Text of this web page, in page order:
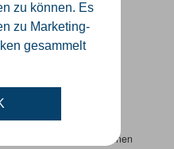
zu können. Es
zu Marketing-
gesammelt
folgender
(Meßtischblatt) -
- DGK5 (GK3) -
Sie sich bitte an einen